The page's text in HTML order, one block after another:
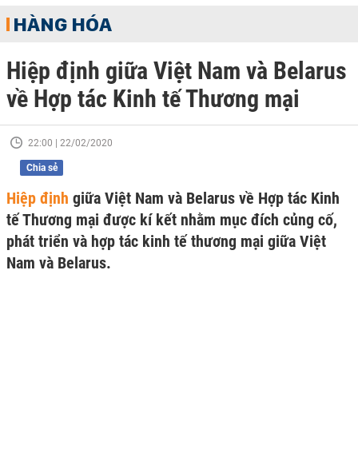
HÀNG HÓA
Hiệp định giữa Việt Nam và Belarus
về Hợp tác Kinh tế Thương mại
22:00 | 22/02/2020
Chia sẻ
Hiệp định giữa Việt Nam và Belarus về Hợp tác Kinh
tế Thương mại được kí kết nhằm mục đích củng cố,
phát triển và hợp tác kinh tế thương mại giữa Việt
Nam và Belarus.